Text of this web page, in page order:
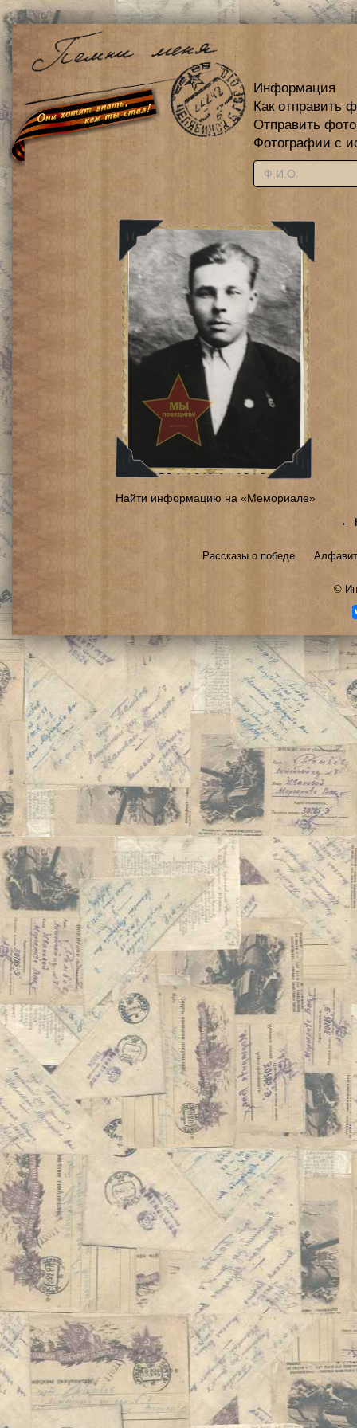
Информация
Как отправить
Отправить
Фотографии с
Найти информацию на «Мемориале»
←
Рассказы о победе
©